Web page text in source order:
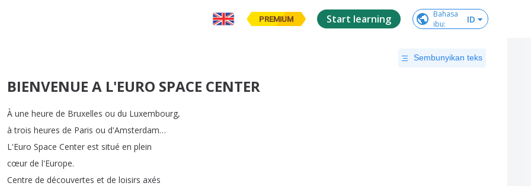
PREMIUM Start learning
Bahasa
ibu: ID
Sembunyikan teks
BIENVENUE A L'EURO SPACE CENTER
À une heure de Bruxelles ou du Luxembourg,
à trois heures de Paris ou d'Amsterdam…
L'Euro Space Center est situé en plein
cœur de l'Europe.
Centre de découvertes et de loisirs axés